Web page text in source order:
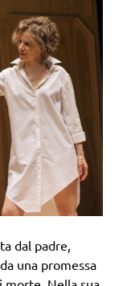
dal padre,
una promessa